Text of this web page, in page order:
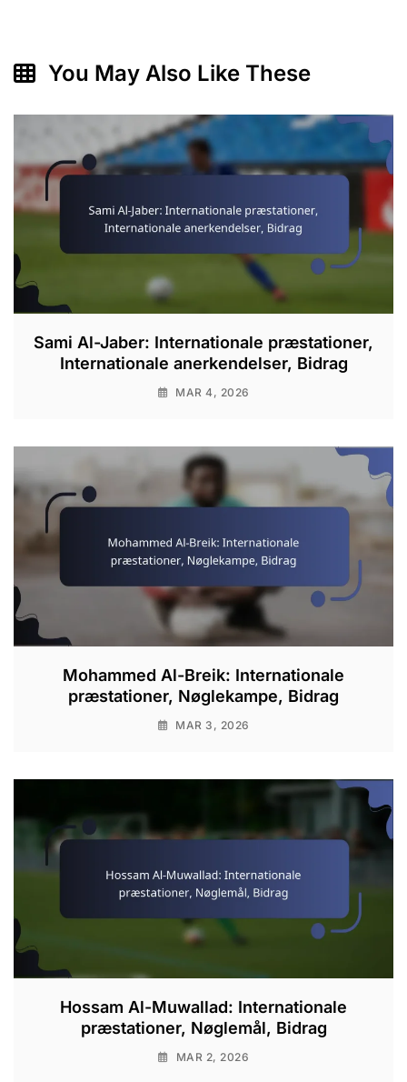
You May Also Like These
Sami Al-Jaber: Internationale præstationer,
Internationale anerkendelser, Bidrag
MAR 4, 2026
Mohammed Al-Breik: Internationale
præstationer, Nøglekampe, Bidrag
MAR 3, 2026
Hossam Al-Muwallad: Internationale
præstationer, Nøglemål, Bidrag
MAR 2, 2026